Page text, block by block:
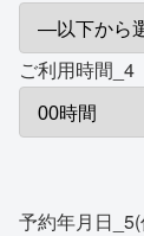
ご利用時間_4
予約年月日_5(